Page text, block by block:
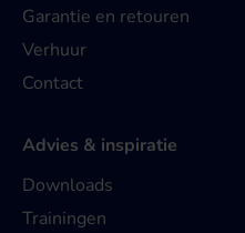
Garantie en retouren
Verhuur
Contact
Advies & inspiratie
Downloads
Trainingen